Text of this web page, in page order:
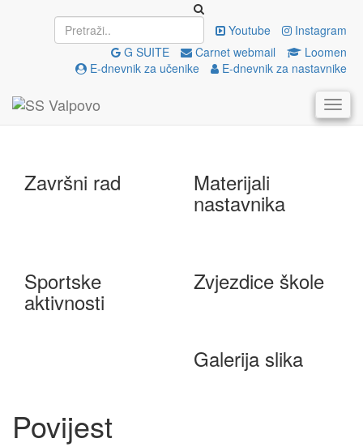
Youtube
Instagram
G SUITE
Carnet webmail
Loomen
E-dnevnik za učenike
E-dnevnik za nastavnike
Upisi EU projekti
e-Škole Državna matura
Završni rad Materijali
nastavnika
Sportske
aktivnosti
Zvjezdice škole
Galerija slika
Povijest